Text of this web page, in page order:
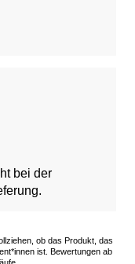
bei der
ob das Produkt, das
ist. Bewertungen ab